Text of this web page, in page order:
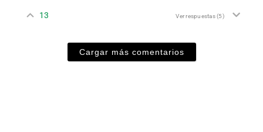
13 Ver respuestas(5)
Cargar más comentarios